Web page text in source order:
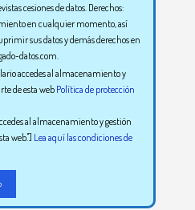
cesiones de datos. Derechos:
en cualquier momento, así
sus datos y demás derechos en
datos.com.
accedes al almacenamiento y
de esta web Política de protección
al almacenamiento y gestión
web."] Lea aquí las condiciones de